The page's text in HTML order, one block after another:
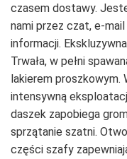
czasem dostawy.
nami przez czat, e-
informacji.
Trwała, w pełni
lakierem proszkowym.
intensywną
daszek zapobiega
sprzątanie szatni.
części szafy